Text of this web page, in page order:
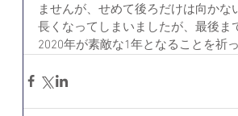
ませんが、せめて後ろだけは向か
長くなってしまいましたが、最後
2020年が素敵な1年となることを祈